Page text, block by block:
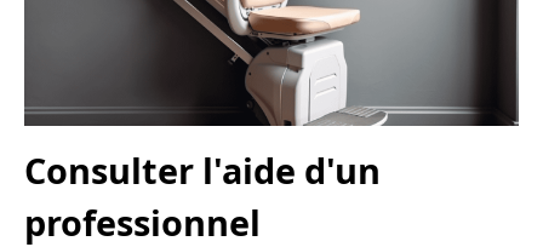
Consulter l'aide d'un
professionnel